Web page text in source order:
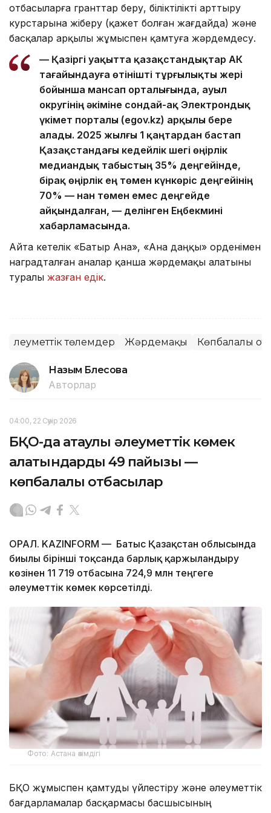
отбасыларға гранттар беру, біліктілікті арттыру
курстарына жіберу (қажет болған жағдайда) және
басқалар арқылы жұмыспен қамтуға жәрдемдесу.
— Қазіргі уақытта қазақстандықтар АӘК
тағайындауға өтінішті тұрғылықты жері
бойынша мансап орталығында, ауыл
округінің әкіміне сондай-ақ Электрондық
үкімет порталы (egov.kz) арқылы бере
алады. 2025 жылғы 1 қаңтардан бастап
Қазақстандағы кедейлік шегі өңірлік
медиандық табыстың 35% деңгейінде,
бірақ өңірлік ең төмен күнкөріс деңгейінің
70% — нан төмен емес деңгейде
айқындалған, — делінген Еңбекмині
хабарламасында.
Айта кетелік «Батыр Ана», «Ана даңқы» орденімен
наградталған аналар қанша жәрдемақы алатыны
туралы жазған едік.
Әлеуметтік төлемдер Жәрдемақы Көпбалалы
Назым Бөлесова
Авторлар
04:00, 22 Сәуір 2026
БҚО-да атаулы әлеуметтік көмек
алатындардың 49 пайызы —
көпбалалы отбасылар
ОРАЛ. KAZINFORM — Батыс Қазақстан облысында
биылғы бірінші тоқсанда барлық қаржыландыру
көзінен 11 719 отбасына 724,9 млн теңгеге
әлеуметтік көмек көрсетілді.
Фото: Астана әкімдігі
БҚО жұмыспен қамтуды үйлестіру және әлеуметтік
бағдарламалар басқармасы басшысының